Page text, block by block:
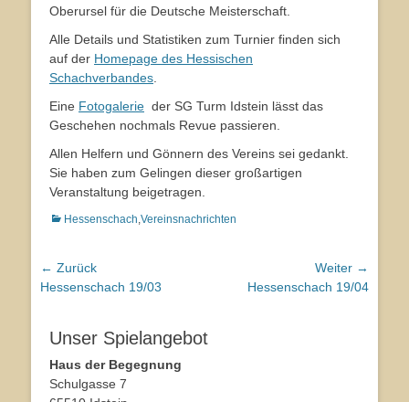
Oberursel für die Deutsche Meisterschaft.
Alle Details und Statistiken zum Turnier finden sich
auf der Homepage des Hessischen
Schachverbandes
Eine Fotogalerie der SG Turm Idstein lässt das
Geschehen nochmals Revue passieren.
Allen Helfern und Gönnern des Vereins sei gedankt.
Sie haben zum Gelingen dieser großartigen
Veranstaltung beigetragen.
Kategorien
Hessenschach,Vereinsnachrichten
Beitragsnavigation
← Zurück
Vorhergehender
Hessenschach 19/03
Weiter →
NächsterHessenschach 19/04
Unser Spielangebot
Haus der Begegnung
Schulgasse 7